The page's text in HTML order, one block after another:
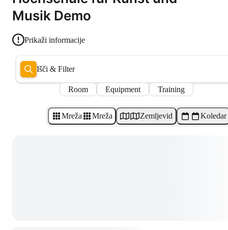
Musik Demo
Prikaži informacije
Išči & Filter
Room Equipment Training
Mreža Mreža Zemljevid Koledar